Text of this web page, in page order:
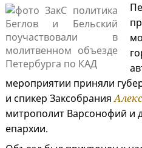
мероприятии приняли
и спикер Заксобрания
митрополит Варсонофий и
епархии.